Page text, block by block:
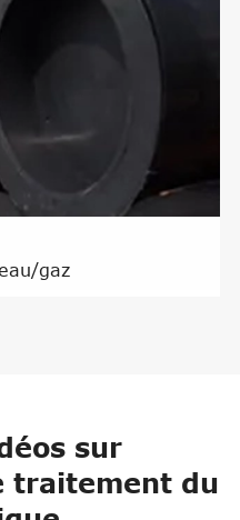
gaz
sur
traitement du